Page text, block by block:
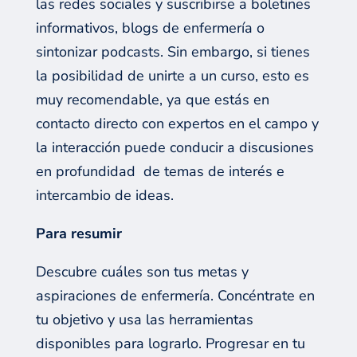
informativos, blogs de enfermería o
sintonizar podcasts. Sin embargo, si tienes
la posibilidad de unirte a un curso, esto es
muy recomendable, ya que estás en
contacto directo con expertos en el campo y
la interacción puede conducir a discusiones
en profundidad de temas de interés e
intercambio de ideas.
Para resumir
Descubre cuáles son tus metas y
aspiraciones de enfermería. Concéntrate en
tu objetivo y usa las herramientas
disponibles para lograrlo. Progresar en tu